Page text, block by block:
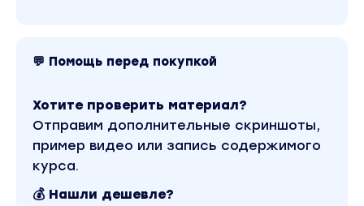
Регистрация домена, выбор структуры и
Второй модуль: работа с контентом и сайтом
Типы статей, структура и формат страниц.
Нововведения по оптимизации конверсий.
💬 Помощь перед покупкой
Хотите проверить материал?
Отправим дополнительные скриншоты,
пример видео или запись содержимого
курса.
💰 Нашли дешевле?